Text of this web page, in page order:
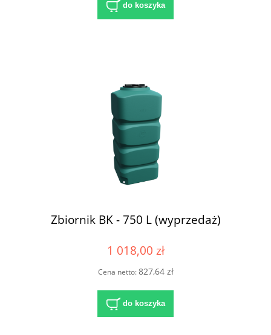
do koszyka
Zbiornik BK - 750 L (wyprzedaż)
1 018,00 zł
Cena netto:827,64 zł
do koszyka